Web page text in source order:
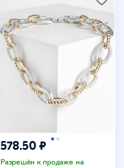
578.50 ₽
Разрешён к продаже на